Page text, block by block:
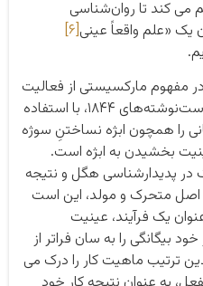
می کند تا روان‌شناسی
یک «علم واقعاً عینی[۶]
مفهوم مارکسیستی از فعالیت
انسانی جستجو کرد. مارکس در دست‌نوشته‌های ۱۸۴۴، با استفاده
را همچون ابژه نساختنِ سوژه
بخشیدن به ابژه است.
پدیدارشناسی هگل و نتیجه
اصل متحرک و مولد، این است
یک فرآیند، عینیت
بیگانگی را به سان فراتر از
ترتیب ماهیت کار را درک می